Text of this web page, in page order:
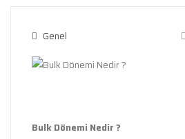
Genel
Bulk Dönemi Nedir ?